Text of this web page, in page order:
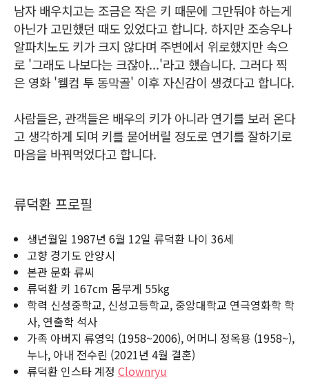
남자 배우치고는 조금은 작은 키 때문에 그만둬야 하는게
아닌가 고민했던 때도 있었다고 합니다. 하지만 조승우나
알파치노도 키가 크지 않다며 주변에서 위로했지만 속으
로 '그래도 나보다는 크잖아...'라고 했습니다. 그러다 찍
은 영화 '웰컴 투 동막골' 이후 자신감이 생겼다고 합니다.
사람들은, 관객들은 배우의 키가 아니라 연기를 보러 온다
고 생각하게 되며 키를 묻어버릴 정도로 연기를 잘하기로
마음을 바꿔먹었다고 합니다.
류덕환 프로필
생년월일 1987년 6월 12일 류덕환 나이 36세
고향 경기도 안양시
본관 문화 류씨
류덕환 키 167cm 몸무게 55kg
학력 신성중학교, 신성고등학교, 중앙대학교 연극영화학 학
사, 연출학 석사
가족 아버지 류영익 (1958~2006), 어머니 정옥용 (1958~),
누나, 아내 전수린 (2021년 4월 결혼)
류덕환 인스타 계정 Clownryu